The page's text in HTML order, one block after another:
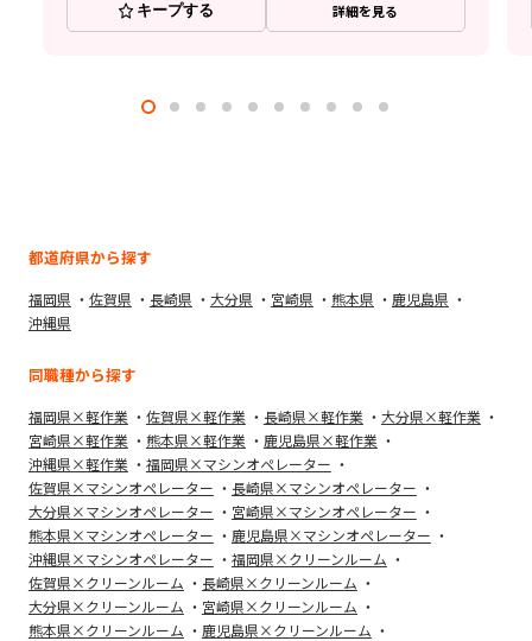
キープする 詳細を見る
都道府県から探す
福岡県 佐賀県 長崎県 大分県 宮崎県 熊本県
鹿児島県
沖縄県
同職種から探す
福岡県×軽作業 佐賀県×軽作業 長崎県×軽作業
大分県×軽作業
宮崎県×軽作業
熊本県×軽作業
鹿児島県×軽作業
沖縄県×軽作業
福岡県×マシンオペレーター
佐賀県×マシンオペレーター
長崎県×マシンオペレーター
大分県×マシンオペレーター
宮崎県×マシンオペレーター
熊本県×マシンオペレーター
鹿児島県×マシンオペレーター
沖縄県×マシンオペレーター
福岡県×クリーンルーム
佐賀県×クリーンルーム
長崎県×クリーンルーム
大分県×クリーンルーム
宮崎県×クリーンルーム
熊本県×クリーンルーム
鹿児島県×クリーンルーム